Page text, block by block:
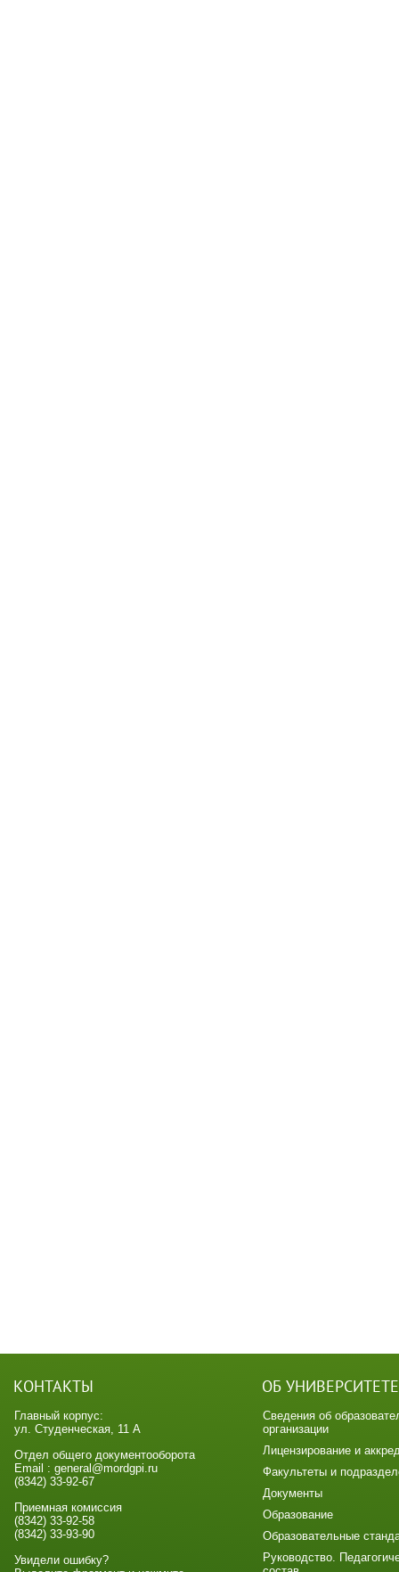
КОНТАКТЫ
Главный корпус:
ул. Студенческая, 11 А
Отдел общего документооборота
Email : general@mordgpi.ru
(8342) 33-92-67
Приемная комиссия
(8342) 33-92-58
(8342) 33-93-90
Увидели ошибку?
ОБ УНИВЕРСИТЕТЕ
Сведения об
организации
Лицензирование и
Факультеты и
Документы
Образование
Образовательные
Руководство.